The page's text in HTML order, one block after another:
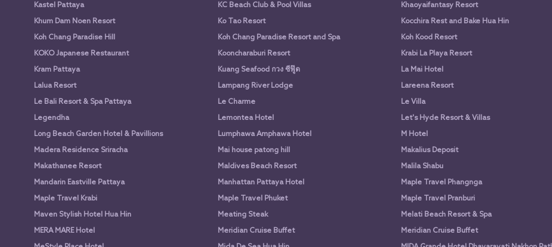
Kastel Pattaya
KC Beach Club & Pool Villas Khaoyaifantasy Resort
Khum Dam Noen Resort
Ko Tao Resort Kocchira Rest and Bake Hua Hin
Koh Chang Paradise Hill
Koh Chang Paradise Resort and Spa Koh Kood Resort
KOKO Japanese Restaurant
Kooncharaburi Resort Krabi La Playa Resort
Kram Pattaya
Kuang Seafood กวง ซีฟู๊ด La Mai Hotel
Lalua Resort
Lampang River Lodge Lareena Resort
Le Bali Resort & Spa Pattaya
Le Charme Le Villa
Legendha
Lemontea Hotel Let's Hyde Resort & Villas
Long Beach Garden Hotel & Pavillions
Lumphawa Amphawa Hotel M Hotel
Madera Residence Sriracha
Mai house patong hill Makalius Deposit
Makathanee Resort
Maldives Beach Resort Malila Shabu
Mandarin Eastville Pattaya
Manhattan Pattaya Hotel Maple Travel Phangnga
Maple Travel Krabi
Maple Travel Phuket Maple Travel Pranburi
Maven Stylish Hotel Hua Hin
Meating Steak Melati Beach Resort & Spa
MERA MARE Hotel
Meridian Cruise Buffet Meridian Cruise Buffet